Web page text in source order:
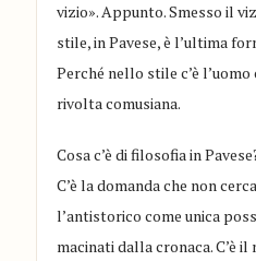
vizio». Appunto. Smesso il
stile, in Pavese, è l’ultima
Perché nello stile c’è
rivolta comusiana.
Cosa c’è di filosofia in
C’è la domanda che non
l’antistorico come unica
macinati dalla cronaca. C’è